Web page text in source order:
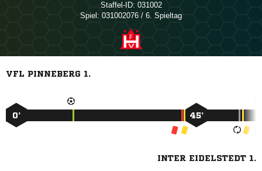
Staffel-ID: 031002
Spiel: 031002076 / 6. Spieltag
VFL PINNEBERG 1.
0’ 45’
INTER EIDELSTEDT 1.